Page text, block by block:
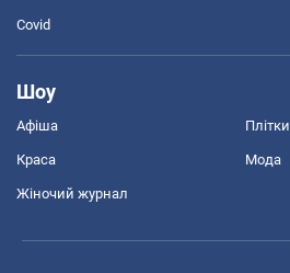
Covid
Шоу
Афіша Плітки
Краса Мода
Жіночий журнал